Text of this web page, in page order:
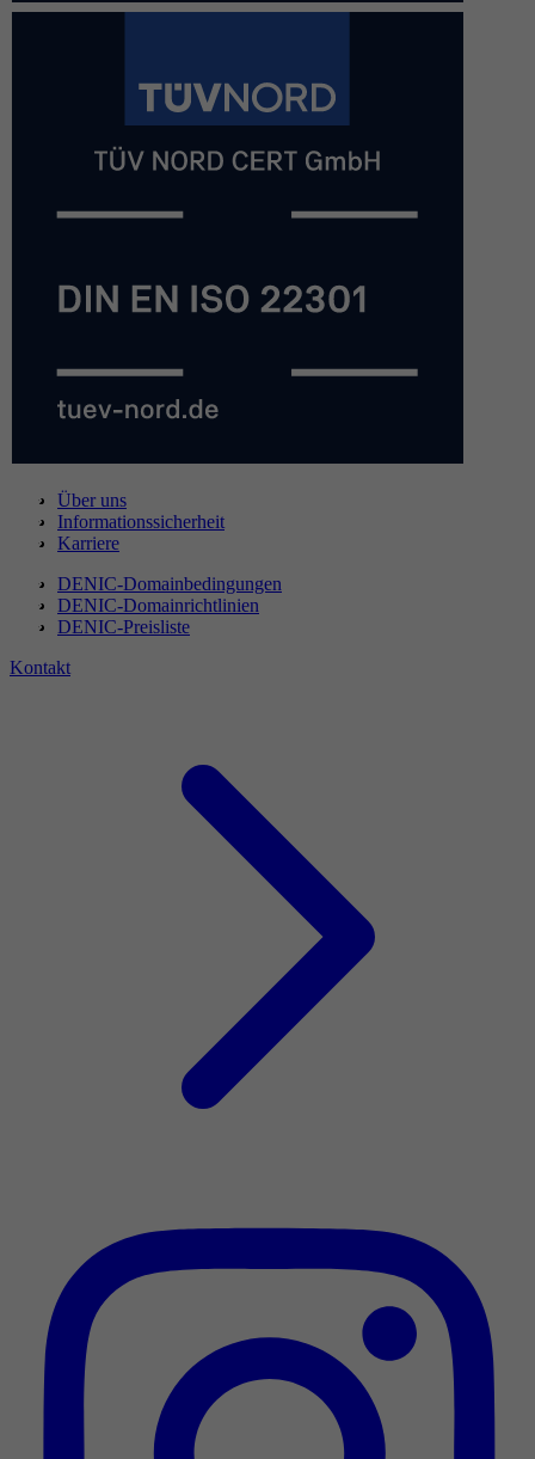
Über uns
Informationssicherheit
Karriere
DENIC-Domainbedingungen
DENIC-Domainrichtlinien
DENIC-Preisliste
Kontakt